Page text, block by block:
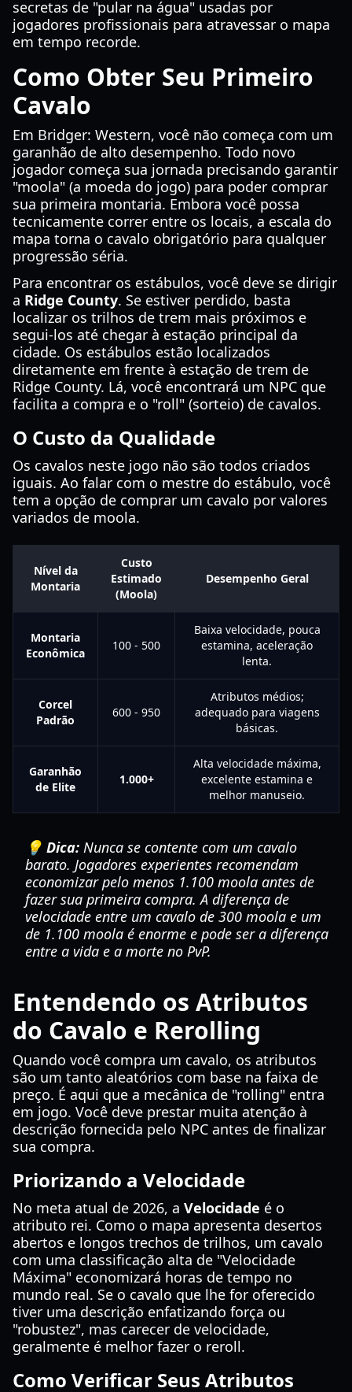
secretas de "pular na água" usadas por
jogadores profissionais para atravessar o mapa
em tempo recorde.
Como Obter Seu Primeiro
Cavalo
Em Bridger: Western, você não começa com um
garanhão de alto desempenho. Todo novo
jogador começa sua jornada precisando garantir
"moola" (a moeda do jogo) para poder comprar
sua primeira montaria. Embora você possa
tecnicamente correr entre os locais, a escala do
mapa torna o cavalo obrigatório para qualquer
progressão séria.
Para encontrar os estábulos, você deve se dirigir
a Ridge County. Se estiver perdido, basta
localizar os trilhos de trem mais próximos e
segui-los até chegar à estação principal da
cidade. Os estábulos estão localizados
diretamente em frente à estação de trem de
Ridge County. Lá, você encontrará um NPC que
facilita a compra e o "roll" (sorteio) de cavalos.
O Custo da Qualidade
Os cavalos neste jogo não são todos criados
iguais. Ao falar com o mestre do estábulo, você
tem a opção de comprar um cavalo por valores
variados de moola.
Nível da
Montaria
Custo
Estimado
(Moola)
Desempenho Geral
Montaria
Econômica
100 - 500
Baixa velocidade, pouca
estamina, aceleração
lenta.
Corcel
Padrão
600 - 950
Atributos médios;
adequado para viagens
básicas.
Garanhão
de Elite
1.000+
Alta velocidade máxima,
excelente estamina e
melhor manuseio.
💡 Dica: Nunca se contente com um cavalo
barato. Jogadores experientes recomendam
economizar pelo menos 1.100 moola antes de
fazer sua primeira compra. A diferença de
velocidade entre um cavalo de 300 moola e um
de 1.100 moola é enorme e pode ser a diferença
entre a vida e a morte no PvP.
Entendendo os Atributos
do Cavalo e Rerolling
Quando você compra um cavalo, os atributos
são um tanto aleatórios com base na faixa de
preço. É aqui que a mecânica de "rolling" entra
em jogo. Você deve prestar muita atenção à
descrição fornecida pelo NPC antes de finalizar
sua compra.
Priorizando a Velocidade
No meta atual de 2026, a Velocidade é o
atributo rei. Como o mapa apresenta desertos
abertos e longos trechos de trilhos, um cavalo
com uma classificação alta de "Velocidade
Máxima" economizará horas de tempo no
mundo real. Se o cavalo que lhe for oferecido
tiver uma descrição enfatizando força ou
"robustez", mas carecer de velocidade,
geralmente é melhor fazer o reroll.
Como Verificar Seus Atributos